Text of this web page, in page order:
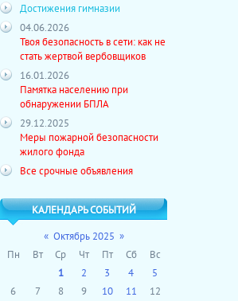
Достижения гимназии
04.06.2026
Твоя безопасность в сети: как не
стать жертвой вербовщиков
16.01.2026
Памятка населению при
обнаружении БПЛА
29.12.2025
Меры пожарной безопасности
жилого фонда
Все срочные объявления
КАЛЕНДАРЬ СОБЫТИЙ
« Октябрь 2025 »
Пн
Вт Ср Чт Пт Сб
Вс
1
2 3 4
5
6
7 8 9 10 11
12